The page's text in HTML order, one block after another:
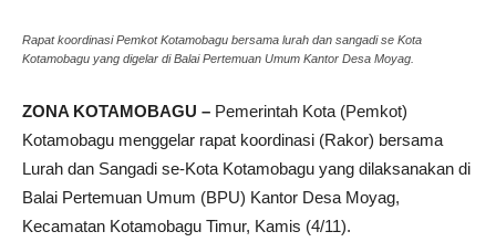
Rapat koordinasi Pemkot Kotamobagu bersama lurah dan sangadi se Kota
Kotamobagu yang digelar di Balai Pertemuan Umum Kantor Desa Moyag.
ZONA KOTAMOBAGU – Pemerintah Kota (Pemkot)
Kotamobagu menggelar rapat koordinasi (Rakor) bersama
Lurah dan Sangadi se-Kota Kotamobagu yang dilaksanakan di
Balai Pertemuan Umum (BPU) Kantor Desa Moyag,
Kecamatan Kotamobagu Timur, Kamis (4/11).